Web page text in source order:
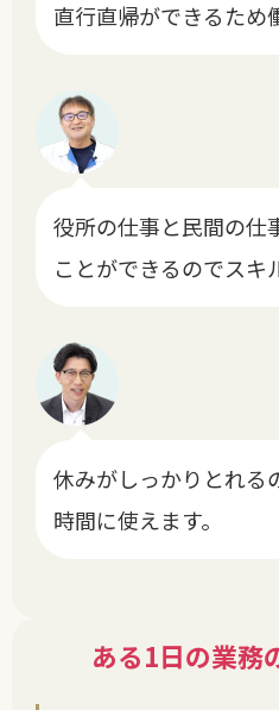
直行直帰ができるため
役所の仕事と民間の仕
ことができるのでスキ
休みがしっかりとれる
時間に使えます。
ある1日の業